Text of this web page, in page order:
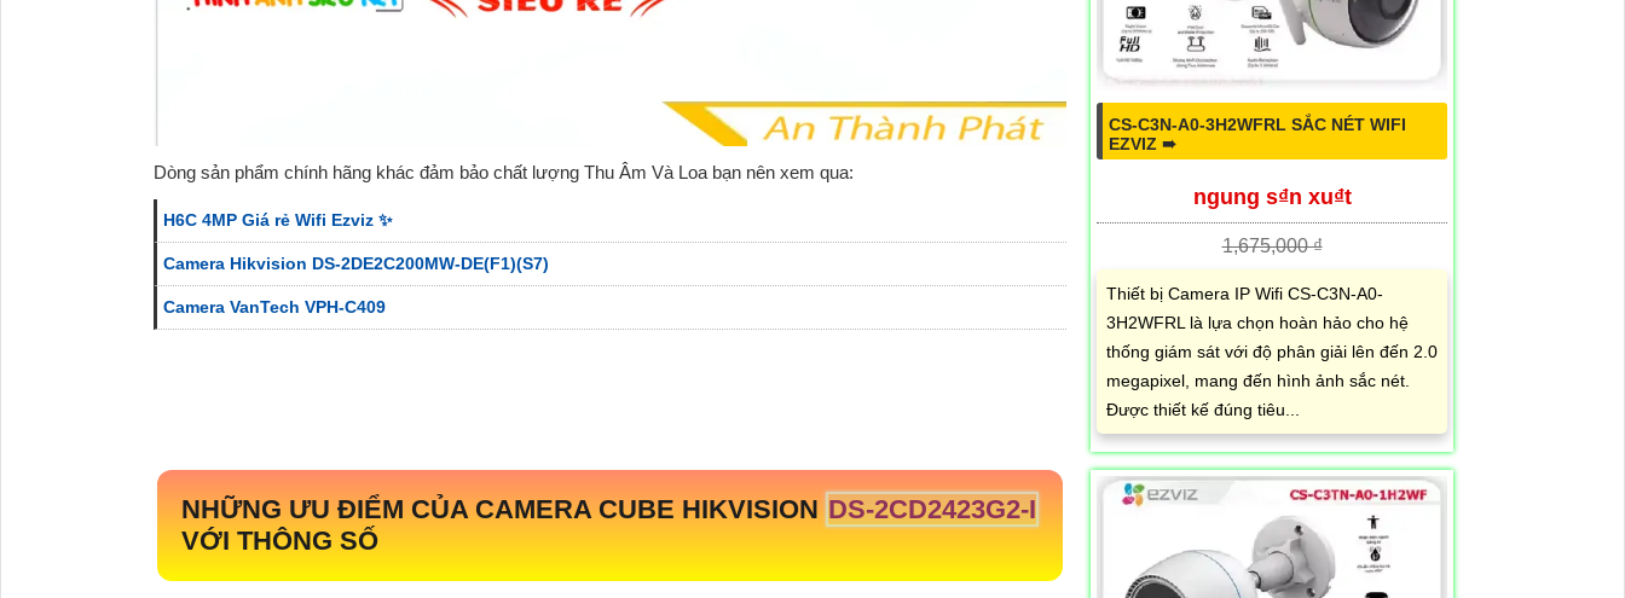
Dòng sản phẩm chính hãng khác đảm bảo chất lượng Thu Âm Và Loa bạn nên xem qua:
H6C 4MP Giá rẻ Wifi Ezviz ✨
Camera Hikvision DS-2DE2C200MW-DE(F1)(S7)
Camera VanTech VPH-C409
NHỮNG ƯU ĐIỂM CỦA CAMERA CUBE HIKVISION DS-2CD2423G2-I
VỚI THÔNG SỐ
CS-C3N-A0-3H2WFRL SẮC NÉT WIFI
EZVIZ ➠
ngung s₫n xu₫t
1,675,000 ₫
Thiết bị Camera IP Wifi CS-C3N-A0-
3H2WFRL là lựa chọn hoàn hảo cho hệ
thống giám sát với độ phân giải lên đến 2.0
megapixel, mang đến hình ảnh sắc nét.
Được thiết kế đúng tiêu...